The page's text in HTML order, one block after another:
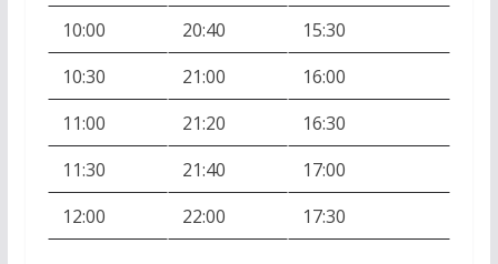
10:00
20:40
15:30
10:30
21:00
16:00
11:00
21:20
16:30
11:30
21:40
17:00
12:00
22:00 17:30